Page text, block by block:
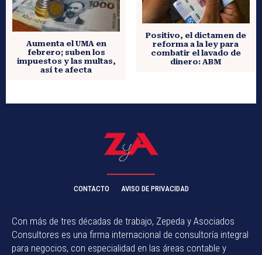
Aumenta el UMA en
febrero; suben los
impuestos y las multas,
así te afecta
Positivo, el dictamen de
reforma a la ley para
combatir el lavado de
dinero: ABM
CONTACTO AVISO DE PRIVACIDAD
Con más de tres décadas de trabajo, Zepeda y Asociados
Consultores es una firma internacional de consultoría integral
para negocios, con especialidad en las áreas contable y